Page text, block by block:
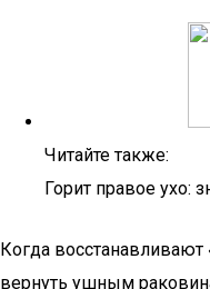
Читайте также:
Горит правое ухо:
Когда восстанавливают
вернуть ушным